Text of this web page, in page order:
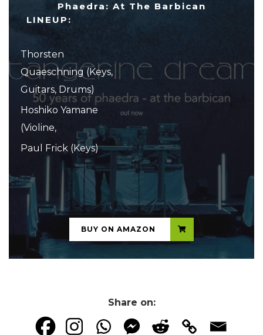
Phaedra: At The Barbican
LINEUP:
Thorsten
Quaeschning (Keys,
Guitars, Drums)
Hoshiko Yamane
(Violine,
Paul Frick (Keys)
...
BUY ON AMAZON
Share on: